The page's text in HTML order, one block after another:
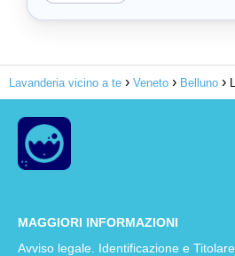
Lavanderia vicino a te Veneto Belluno
MAGGIORI INFORMAZIONI
Avviso legale. Identificazione e Titolare